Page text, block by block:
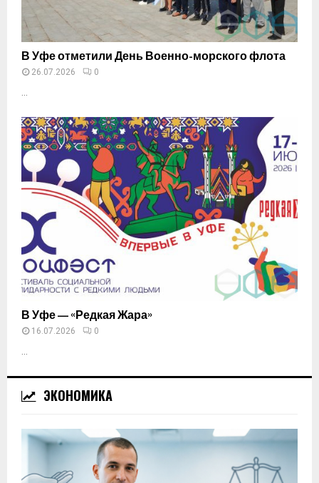
В Уфе отметили День Военно-морского флота
26.07.2026 0
В Уфе — «Редкая Жара»
16.07.2026 0
...
ЭКОНОМИКА